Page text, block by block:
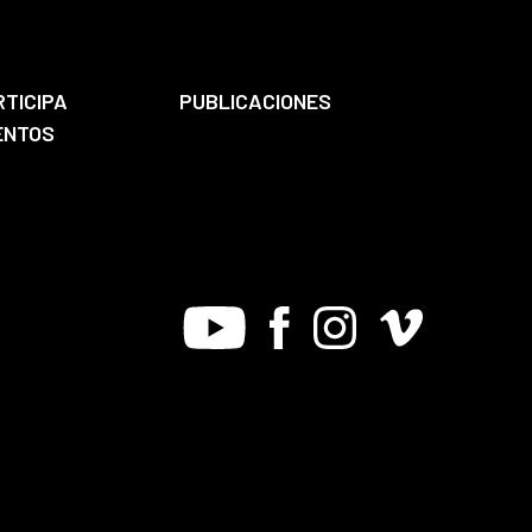
PUBLICACIONES
Youtube FacebookInstagram
Vimeo